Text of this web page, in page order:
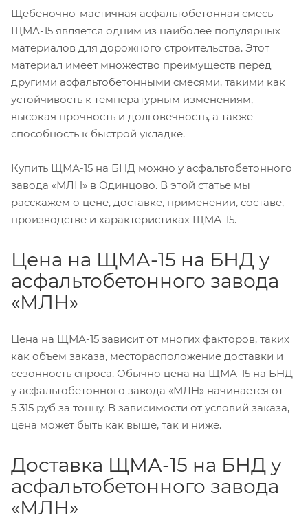
Щебеночно-мастичная асфальтобетонная смесь
ЩМА-15 является одним из наиболее популярных
материалов для дорожного строительства. Этот
материал имеет множество преимуществ перед
другими асфальтобетонными смесями, такими как
устойчивость к температурным изменениям,
высокая прочность и долговечность, а также
способность к быстрой укладке.
Купить ЩМА-15 на БНД можно у асфальтобетонного
завода «МЛН» в Одинцово. В этой статье мы
расскажем о цене, доставке, применении, составе,
производстве и характеристиках ЩМА-15.
Цена на ЩМА-15 на БНД у
асфальтобетонного завода
«МЛН»
Цена на ЩМА-15 зависит от многих факторов, таких
как объем заказа, месторасположение доставки и
сезонность спроса. Обычно цена на ЩМА-15 на БНД
у асфальтобетонного завода «МЛН» начинается от
5 315 руб за тонну. В зависимости от условий заказа,
цена может быть как выше, так и ниже.
Доставка ЩМА-15 на БНД у
асфальтобетонного завода
«МЛН»